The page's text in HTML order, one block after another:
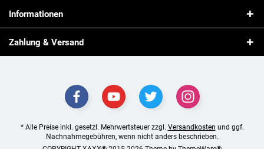
Informationen
Zahlung & Versand
* Alle Preise inkl. gesetzl. Mehrwertsteuer zzgl. Versandkosten und ggf.
Nachnahmegebühren, wenn nicht anders beschrieben.